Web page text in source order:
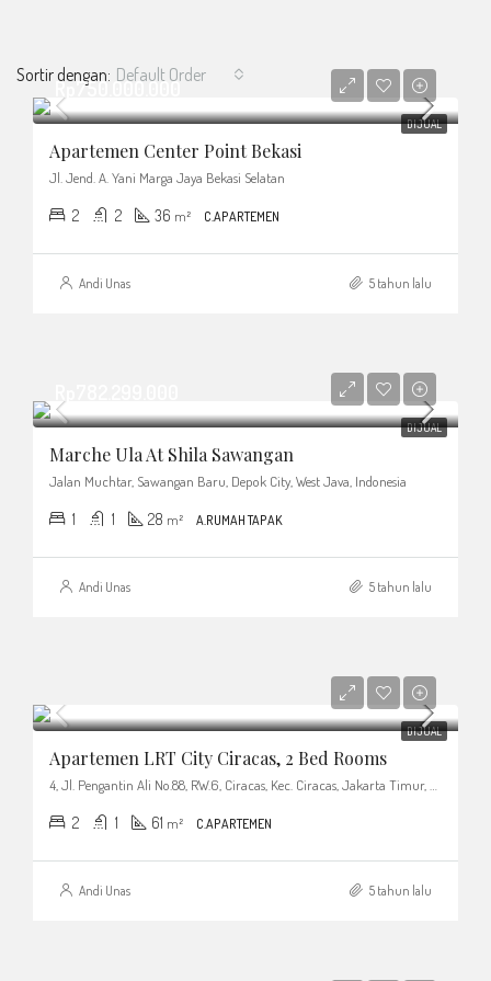
Sortir dengan: Default Order
DIJUAL
Rp750.000.000
Apartemen Center Point Bekasi
Jl. Jend. A. Yani Marga Jaya Bekasi Selatan
2 2 36 m² C.APARTEMEN
Andi Unas 5 tahun lalu
DIJUAL
Marche Ula At Shila Sawangan
Jalan Muchtar, Sawangan Baru, Depok City, West Java, Indonesia
1 1 28 m² A.RUMAH TAPAK
Andi Unas 5 tahun lalu
DIJUAL
Apartemen LRT City Ciracas, 2 Bed Rooms
2 1 61 m² C.APARTEMEN
Andi Unas 5 tahun lalu